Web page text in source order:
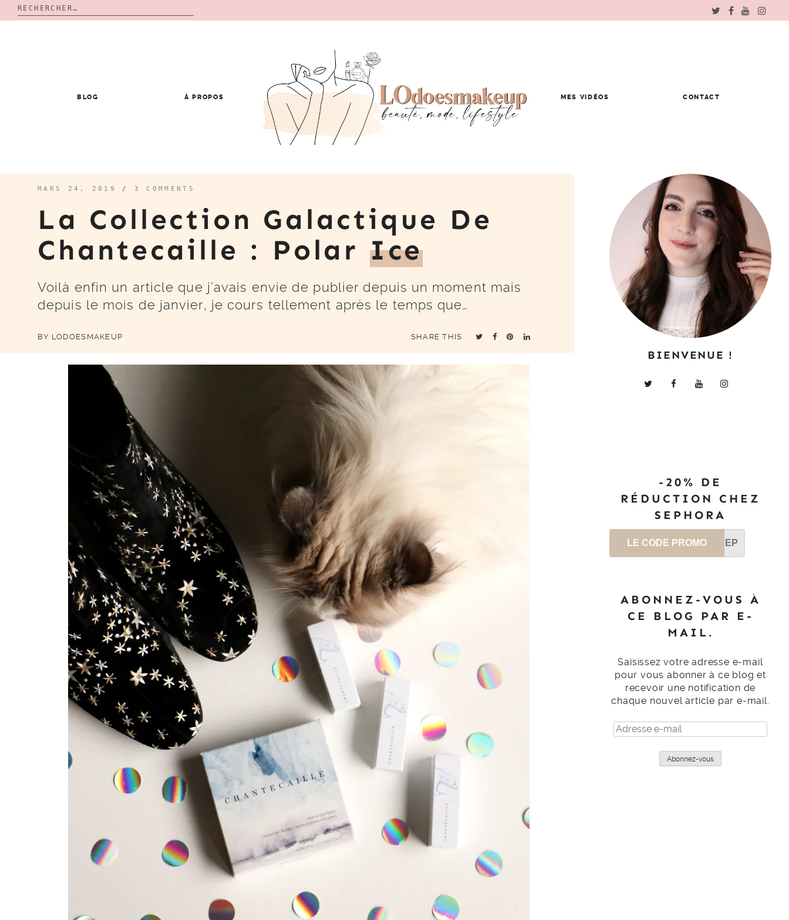
Rechercher :
BLOG À PROPOS MES VIDÉOS CONTACT
MARS 24, 2019 / 3 COMMENTS
La Collection Galactique De
Chantecaille : Polar Ice
Voilà enfin un article que j’avais envie de publier depuis un moment mais
depuis le mois de janvier, je cours tellement après le temps que…
BY LODOESMAKEUP SHARE THIS
BIENVENUE !
-20% DE
RÉDUCTION CHEZ
SEPHORA
LE CODE PROMO SEP
ABONNEZ-VOUS À
CE BLOG PAR E-
MAIL.
Saisissez votre adresse e-mail
pour vous abonner à ce blog et
recevoir une notification de
chaque nouvel article par e-mail.
Adresse
e-
Abonnez-vous